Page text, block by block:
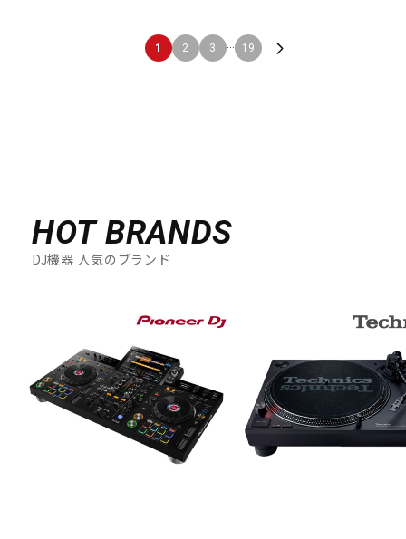
1 2 3 ... 19
HOT BRANDS
DJ機器 人気のブランド